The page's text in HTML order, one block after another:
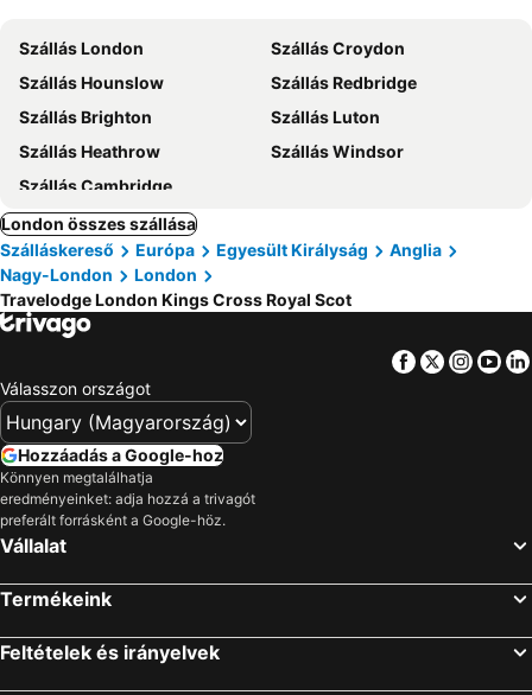
Szállás London
Szállás Croydon
Szállás Hounslow
Szállás Redbridge
Szállás Brighton
Szállás Luton
Szállás Heathrow
Szállás Windsor
Szállás Cambridge
London összes szállása
Szálláskereső
Európa Egyesült Királyság
Anglia
Nagy-London
London
Travelodge London Kings Cross Royal Scot
Facebook
Twitter
Válasszon országot
Hozzáadás a Google-hoz
Könnyen megtalálhatja
eredményeinket: adja hozzá a trivagót
preferált forrásként a Google-höz.
Vállalat
Termékeink
Feltételek és irányelvek